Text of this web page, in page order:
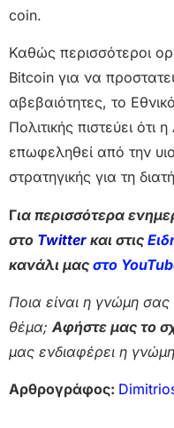
coin.
Καθώς περισσότεροι
Bitcoin για να
αβεβαιότητες, το
Πολιτικής πιστεύει
επωφεληθεί από την
στρατηγικής για τη
Για περισσότερα
στο Twitter και στις
κανάλι μας στο
Ποια είναι η γνώμη σας
θέμα;Αφήστε μας το
μας ενδιαφέρει η
Αρθρογράφος: